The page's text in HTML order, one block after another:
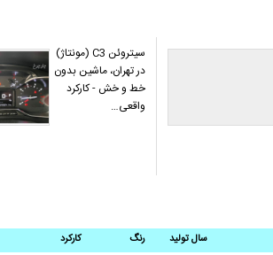
سیتروئن C3 (مونتاژ)
در تهران، ماشین بدون
خط و خش - کارکرد
واقعی…
سال تولید رنگ کارکرد